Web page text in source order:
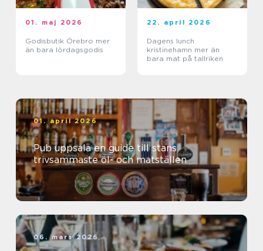
01. maj 2026
Godisbutik Örebro mer
än bara lördagsgodis
22. april 2026
Dagens lunch
kristinehamn mer än
bara mat på tallriken
01. april 2026
Pub uppsala en guide till stans
trivsammaste öl- och matställen
06. mars 2026